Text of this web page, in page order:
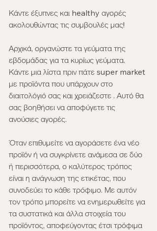
Κάντε έξυπνες και healthy αγορές
ακολουθώντας τις συμβουλές μας!
Αρχικά, οργανώστε τα γεύματα της
εβδομάδας για τα κυρίως γεύματα.
Κάντε μια λίστα πριν πάτε super market
με προϊόντα που υπάρχουν στο
διαιτολόγιό σας και χρειάζεστε . Αυτό θα
σας βοηθήσει να αποφύγετε τις
ανούσιες αγορές.
Όταν επιθυμείτε να αγοράσετε ένα νέο
προϊόν ή να συγκρίνετε ανάμεσα σε δύο
ή περισσότερα, ο καλύτερος τρόπος
είναι η ανάγνωση της ετικέτας, που
συνοδεύει το κάθε τρόφιμο. Με αυτόν
τον τρόπο μπορείτε να ενημερωθείτε για
τα συστατικά και άλλα στοιχεία του
προϊόντος, αποφεύγοντας έτσι τρόφιμα